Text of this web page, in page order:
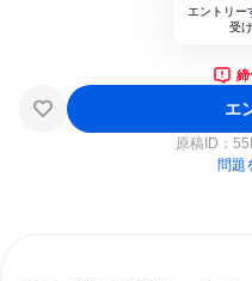
エントリー
受
締
エ
原稿ID：
問題